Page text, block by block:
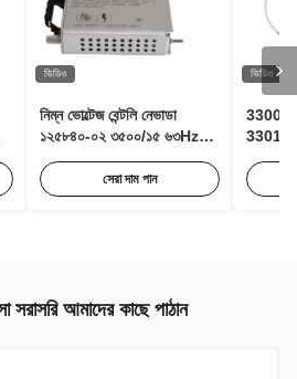
ভিডিও
নিম্ন ভোল্টেজ বেন্টলি নেভাডা
১২৫৮৪০-০২ ৩৫০০/১৫ ৬৩Hz
Vac RMS সহসেরা দাম পান
ভিডিও
3300
প্রোব
সরাসরি আমাদের কাছে পাঠান